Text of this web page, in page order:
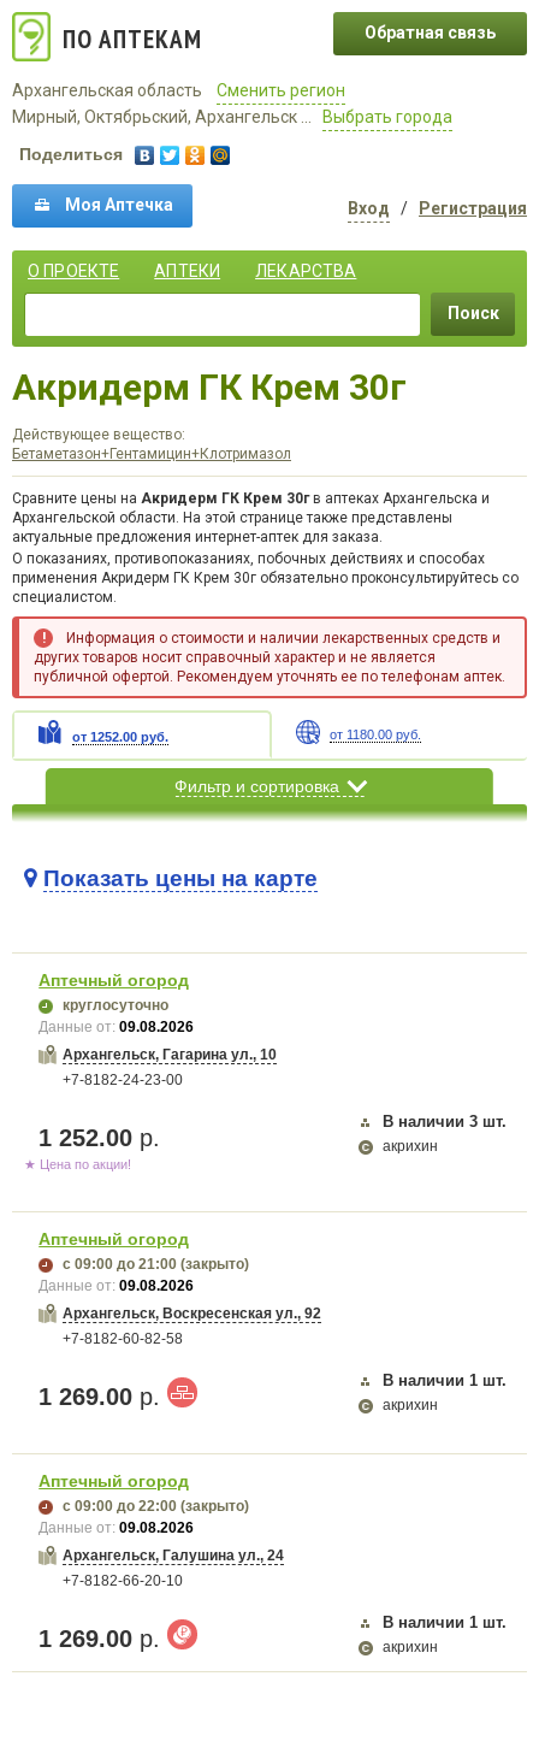
ПО АПТЕКАМ
Архангельская область
Сменить регион
Мирный, Октябрьский, Архангельск ...
Выбрать города
Обратная связь
Поделиться
Моя Аптечка Вход / Регистрация
О ПРОЕКТЕ АПТЕКИ ЛЕКАРСТВА
Поиск
Акридерм ГК Крем 30г
Действующее вещество:
Бетаметазон+Гентамицин+Клотримазол
Сравните цены на Акридерм ГК Крем 30гв аптеках Архангельска и
Архангельской области. На этой странице также представлены
актуальные предложения интернет-аптек для заказа.
О показаниях, противопоказаниях, побочных действиях и способах
применения Акридерм ГК Крем 30г обязательно проконсультируйтесь со
специалистом.
Информация о стоимости и наличии лекарственных средств и
других товаров носит справочный характер и не является
публичной офертой. Рекомендуем уточнять ее по телефонам аптек.
от 1252.00 руб. от 1180.00 руб.
Фильтр и сортировка
Карта загружается...
Показать цены на карте
Аптечный огород
круглосуточно
Данные от:09.08.2026
Архангельск, Гагарина ул., 10
+7-8182-24-23-00
1 252.00 р.
В наличии 3 шт.
акрихин
★ Цена по акции!
Аптечный огород
с 09:00 до 21:00 (закрыто)
Данные от:09.08.2026
Архангельск, Воскресенская ул., 92
+7-8182-60-82-58
1 269.00 р.
В наличии 1 шт.
акрихин
Аптечный огород
с 09:00 до 22:00 (закрыто)
Данные от:09.08.2026
Архангельск, Галушина ул., 24
+7-8182-66-20-10
1 269.00 р.
В наличии 1 шт.
акрихин